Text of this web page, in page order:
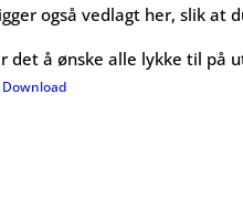
også vedlagt her, slik at
det å ønske alle lykke til på
Download